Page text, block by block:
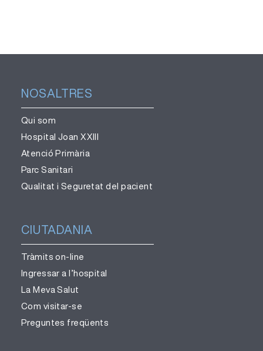
NOSALTRES
Qui som
Hospital Joan XXIII
Atenció Primària
Parc Sanitari
Qualitat i Seguretat del pacient
CIUTADANIA
Tràmits on-line
Ingressar a l’hospital
La Meva Salut
Com visitar-se
Preguntes freqüents